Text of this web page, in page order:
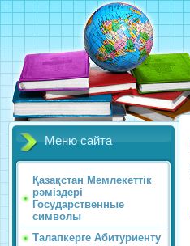
Меню сайта
Қазақстан Мемлекеттік
рәміздері
Государственные
символы
Талапкерге Абитуриенту